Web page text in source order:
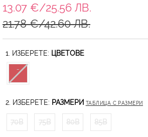
13.07 €/25.56 ЛВ.
21.78 €/42.60 ЛВ.
1. ИЗБЕРЕТЕ: ЦВЕТОВЕ
2. ИЗБЕРЕТЕ: РАЗМЕРИ ТАБЛИЦА С РАЗМЕРИ
70B 75B 80B 85B